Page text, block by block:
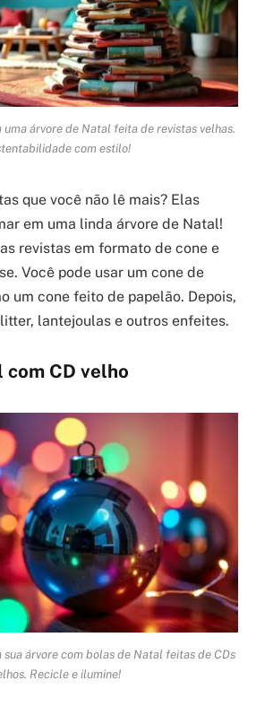
uma árvore de Natal feita de revistas velhas.
com estilo!
que você não lê mais? Elas
em uma linda árvore de Natal!
revistas em formato de cone e
Você pode usar um cone de
um cone feito de papelão. Depois,
lantejoulas e outros enfeites.
CD velho
árvore com bolas de Natal feitas de CDs
Recicle e ilumine!